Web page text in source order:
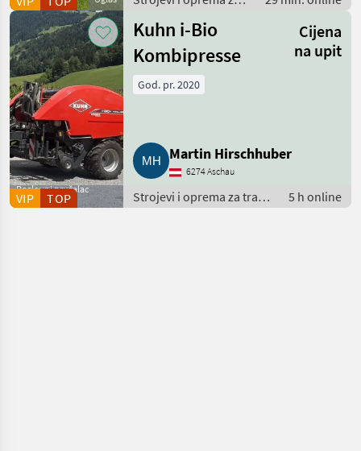
Samoutovarne
prikolice
Poslovni pružalac
usluga
VIP TOP
Kuhn i-Bio
Kombipresse
Cijena
na upit
God. pr. 2020
Martin Hirschhuber
6274 Aschau
Strojevi i oprema za travu
i baliranje / Kombinacije
5 h online